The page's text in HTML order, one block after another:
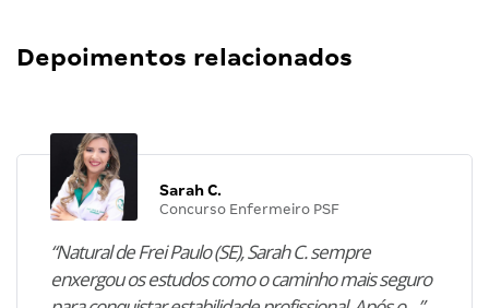
Depoimentos relacionados
Sarah C.
Concurso Enfermeiro PSF
“Natural de Frei Paulo (SE), Sarah C. sempre
enxergou os estudos como o caminho mais seguro